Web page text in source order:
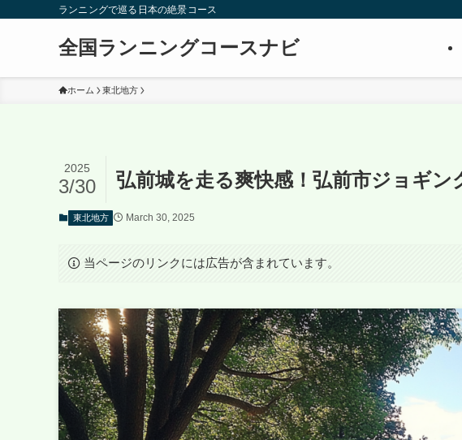
ランニングで巡る日本の絶景コース
全国ランニングコースナビ
ホーム 東北地方
弘前城を走る爽快感！弘前市ジョギ
2025
3/30
東北地方 March 30, 2025
当ページのリンクには広告が含まれています。